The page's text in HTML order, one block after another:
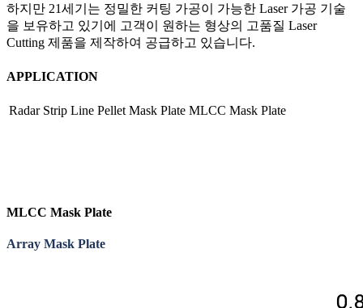
하지만 21세기는 정밀한 커팅 가공이 가능한 Laser 가공 기술
을 보유하고 있기에 고객이 원하는 형상의 고품질 Laser
Cutting 제품을 제작하여 공급하고 있습니다.
APPLICATION
Radar Strip Line Pellet Mask Plate MLCC Mask Plate
MLCC Mask Plate
Array Mask Plate